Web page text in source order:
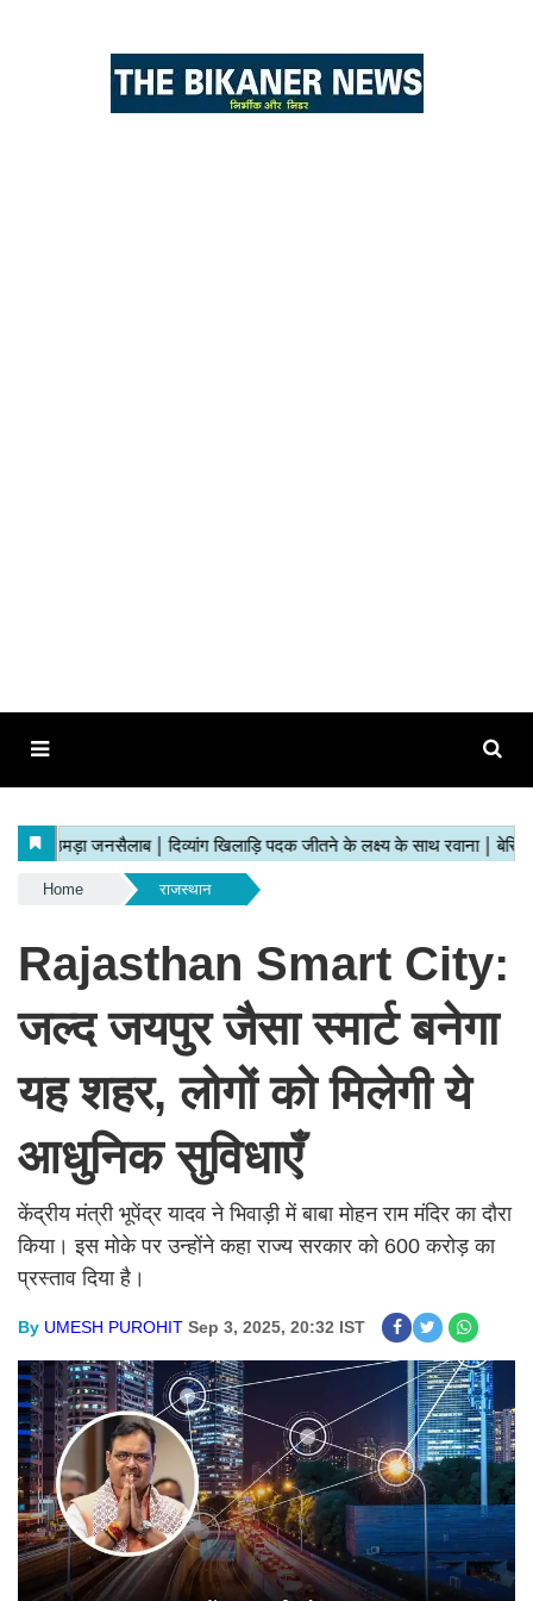
Home राजस्थान
Rajasthan Smart City:
जल्द जयपुर जैसा स्मार्ट बनेगा
यह शहर, लोगों को मिलेगी ये
आधुनिक सुविधाएँ
केंद्रीय मंत्री भूपेंद्र यादव ने भिवाड़ी में बाबा मोहन राम मंदिर का दौरा
किया। इस मोके पर उन्होंने कहा राज्य सरकार को 600 करोड़ का
प्रस्ताव दिया है।
By UMESH PUROHIT Sep 3, 2025, 20:32 IST